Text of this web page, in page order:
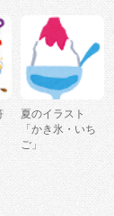
夏のイラスト
「かき氷・いち
ご」